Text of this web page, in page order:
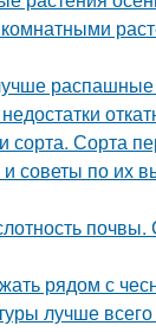
сорта. Сорта
и советы по их
рядом с
лучше